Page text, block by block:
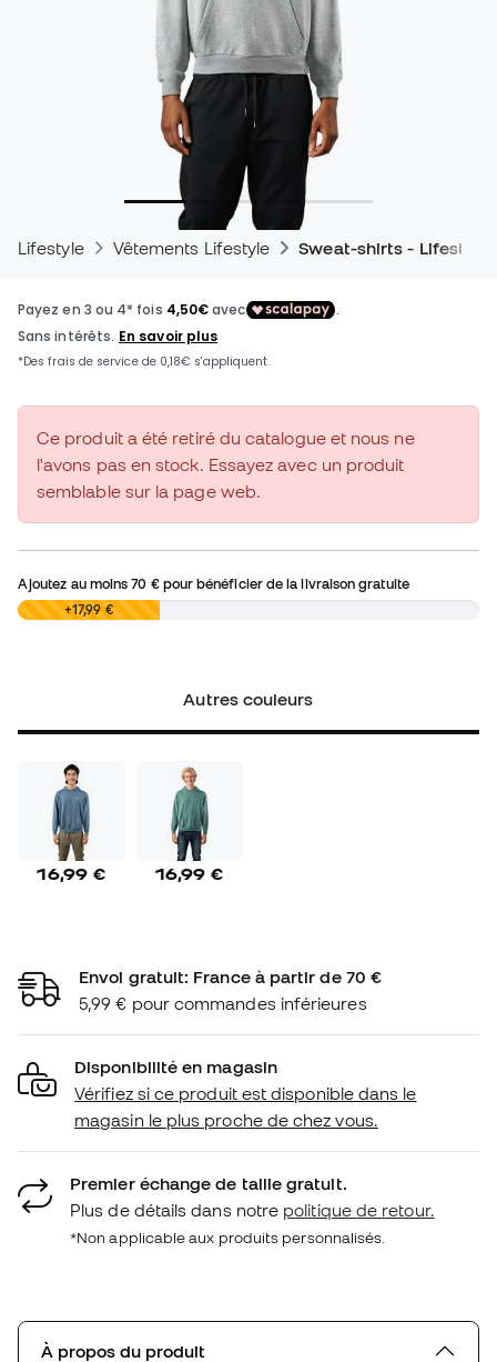
Lifestyle Vêtements Lifestyle Sweat-shirts - Lifestyle
Ce produit a été retiré du catalogue et nous ne
l'avons pas en stock. Essayez avec un produit
semblable sur la page web.
Ajoutez au moins70 €pour bénéficier de la livraison gratuite
0,00 € +17,99 €
Autres couleurs
16,99 € 16,99 €
Envoi gratuit: France à partir de 70 €
5,99 € pour commandes inférieures
Disponibilité en magasin
Vérifiez si ce produit est disponible dans le
magasin le plus proche de chez vous.
Premier échange de taille gratuit.
Plus de détails dans notre politique de retour.
*Non applicable aux produits personnalisés.
À propos du produit